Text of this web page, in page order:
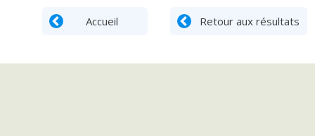
Accueil Retour aux résultats